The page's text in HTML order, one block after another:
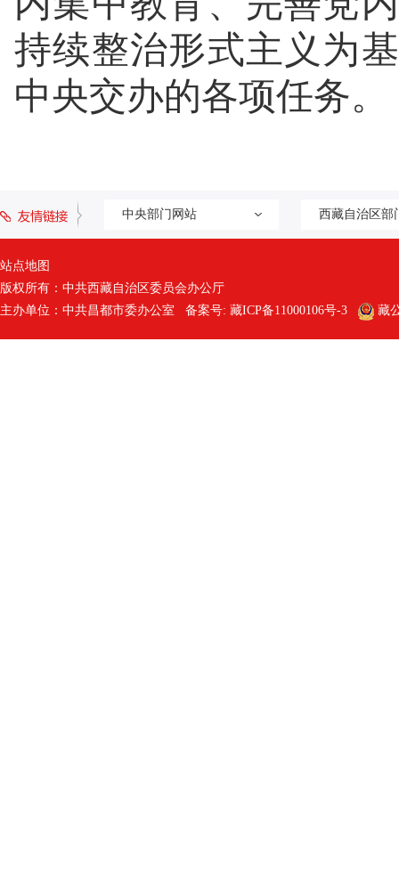
持续整治形式主义为
中央交办的各项任务。
中央部门网站 西藏自治区部
站点地图
版权所有：中共西藏自治区委员会办公厅
主办单位：中共昌都市委办公室 备案号: 藏ICP备11000106号-3 藏